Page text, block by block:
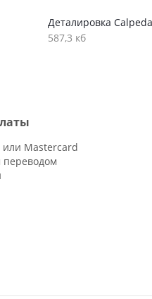
Деталировка
587,3 кб
или Mastercard
переводом